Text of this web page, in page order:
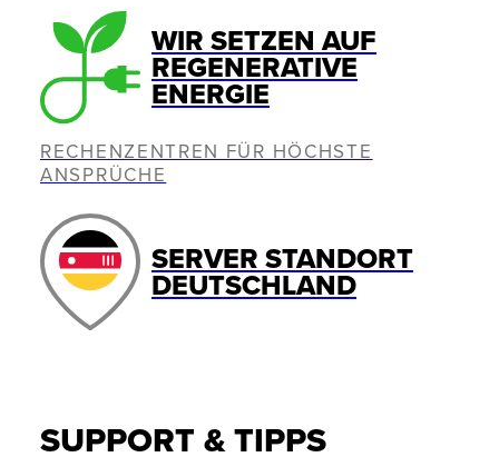
WIR SETZEN AUF
REGENERATIVE
ENERGIE
RECHENZENTREN FÜR HÖCHSTE
ANSPRÜCHE
SERVER STANDORT
DEUTSCHLAND
SUPPORT & TIPPS